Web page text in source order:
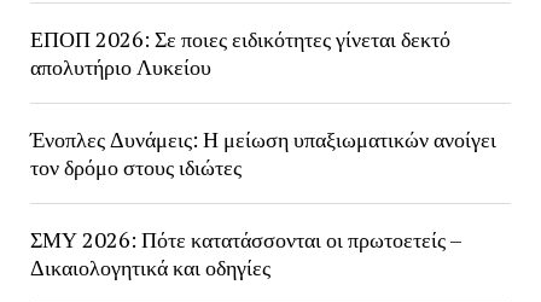
ΕΠΟΠ 2026: Σε ποιες ειδικότητες γίνεται δεκτό
απολυτήριο Λυκείου
Ένοπλες Δυνάμεις: Η μείωση υπαξιωματικών ανοίγει
τον δρόμο στους ιδιώτες
ΣΜΥ 2026: Πότε κατατάσσονται οι πρωτοετείς –
Δικαιολογητικά και οδηγίες